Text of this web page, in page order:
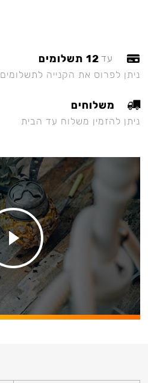
עד 12 תשלומים
ניתן לפרוס את הקנייה לתשלומים
משלוחים
ניתן להזמין משלוח עד הבית